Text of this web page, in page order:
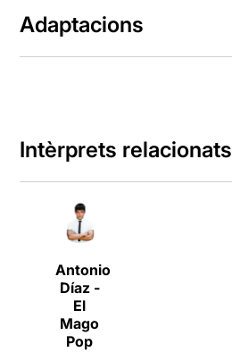
Adaptacions
Intèrprets relacionats
Antonio
Díaz -
El
Mago
Pop